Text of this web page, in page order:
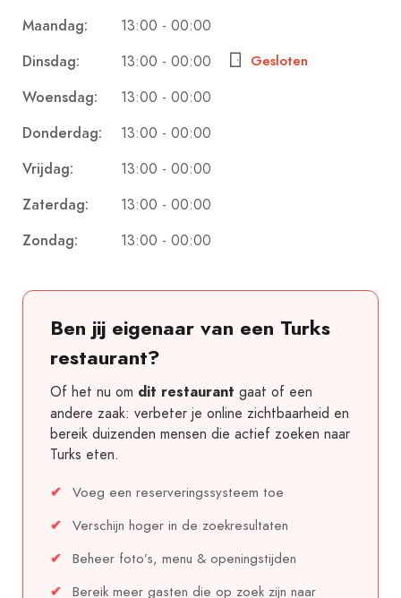
menukaart is er voor ieder wat wils en zijn er
Op de 1e etage kunt u bij Harem terecht voor
zowel eten, relaxed loungen, genieten van
heerlijke, alcoholvrije cocktails en een gezellige
sfeer, met een uitstekende service.
bereiken met het openbaar vervoer en de auto.
Maandag: 13:00 - 00:00
Dinsdag: 13:00 - 00:00 Gesloten
Woensdag: 13:00 - 00:00
Donderdag: 13:00 - 00:00
Vrijdag: 13:00 - 00:00
Zaterdag: 13:00 - 00:00
Zondag: 13:00 - 00:00
Ben jij eigenaar van een Turks
restaurant?
Of het nu om dit restaurant gaat of een
andere zaak: verbeter je online zichtbaarheid en
bereik duizenden mensen die actief zoeken naar
Turks eten.
Voeg een reserveringssysteem toe
Verschijn hoger in de zoekresultaten
Beheer foto’s, menu & openingstijden
Bereik meer gasten die op zoek zijn naar